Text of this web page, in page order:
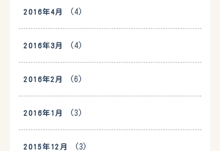
2016年4月 (4)
2016年3月 (4)
2016年2月 (6)
2016年1月 (3)
2015年12月 (3)